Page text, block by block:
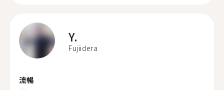
Y.
Fujiidera
流暢